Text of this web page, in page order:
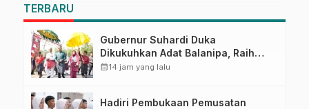
TERBARU
Gubernur Suhardi Duka
Dikukuhkan Adat Balanipa, Raih
Gelar Sulo Tappidena
calendar_month14 jam yang lalu
Hadiri Pembukaan Pemusatan